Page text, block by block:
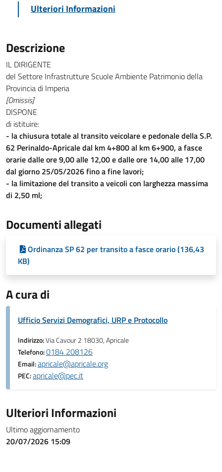
Ulteriori Informazioni
Descrizione
IL DIRIGENTE
del Settore Infrastrutture Scuole Ambiente Patrimonio della
Provincia di Imperia
[Omissis]
DISPONE
di istituire:
- la chiusura totale al transito veicolare e pedonale della S.P.
62 Perinaldo-Apricale dal km 4+800 al km 6+900, a fasce
orarie dalle ore 9,00 alle 12,00 e dalle ore 14,00 alle 17,00
dal giorno 25/05/2026 fino a fine lavori;
- la limitazione del transito a veicoli con larghezza massima
di 2,50 ml;
Documenti allegati
Ordinanza SP 62 per transito a fasce orario (136,43
KB)
A cura di
Ufficio Servizi Demografici, URP e Protocollo
Indirizzo:Via Cavour 2 18030, Apricale
Telefono:0184 208126
Email:apricale@apricale.org
PEC:apricale@pec.it
Ulteriori Informazioni
Ultimo aggiornamento
20/07/2026 15:09